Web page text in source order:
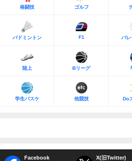
格闘技 ゴルフ
バドミントン F1 バレ
陸上 Bリーグ
学生バスケ 他競技 Do
Facebook X(旧Twitter)